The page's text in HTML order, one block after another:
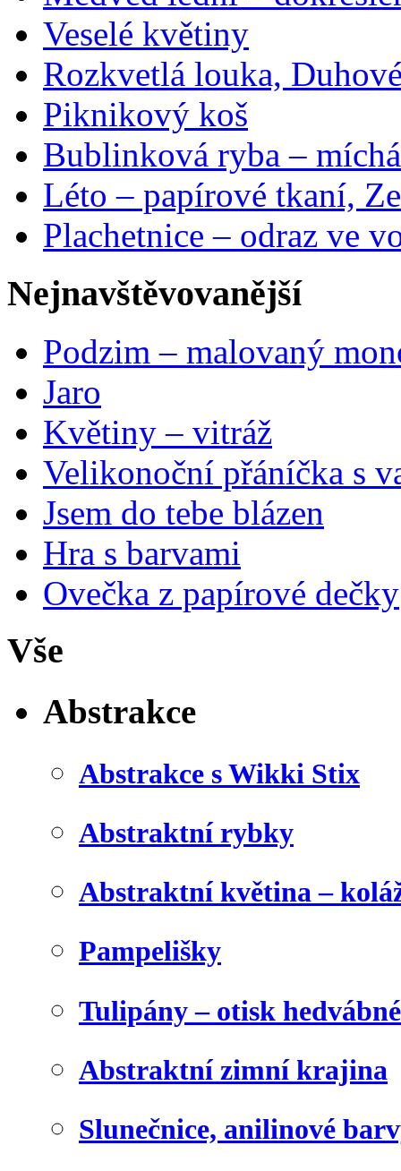
Veselé květiny
Rozkvetlá louka,
Piknikový koš
Bublinková ryba –
Léto – papírové tkaní,
Plachetnice – odraz ve
Nejnavštěvovanější
Podzim – malovaný
Jaro
Květiny – vitráž
Velikonoční přáníčka s
Jsem do tebe blázen
Hra s barvami
Ovečka z papírové dečky
Vše
Abstrakce
Abstrakce s Wikki Stix
Abstraktní rybky
Abstraktní květina –
Pampelišky
Tulipány – otisk
Abstraktní zimní krajina
Slunečnice, anilinové